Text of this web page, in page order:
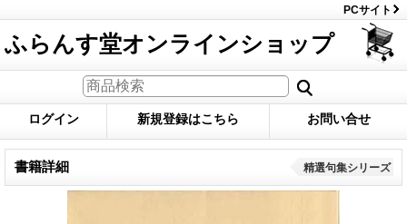
PCサイト
ふらんす堂オンラインショップ
ログイン 新規登録はこちら お問い合せ
書籍詳細 精選句集シリーズ